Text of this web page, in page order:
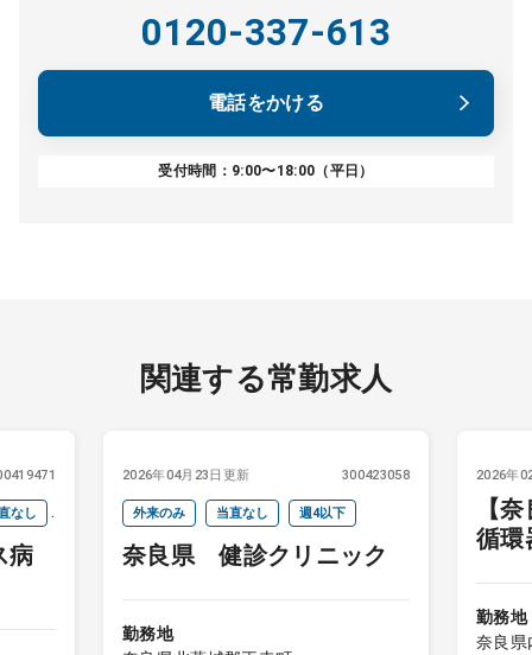
0120-337-613
電話をかける
受付時間：9:00〜18:00（平日）
関連する常勤求人
なし
病
2026年04月23日更新 300423058
外来のみ 当直なし 週4以下
奈良県 健診クリニック
勤務地
2026年
【
循環
勤務地
奈良